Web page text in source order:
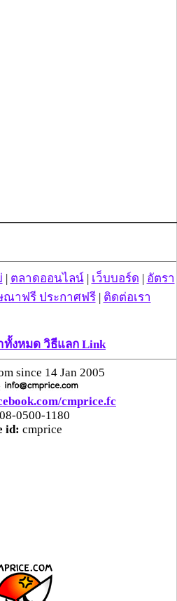
| ตลาดออนไลน์| เว็บบอร์ด | อัตรา
ณาฟรี ประกาศฟรี| ติดต่อเรา
ทั้งหมด วิธีแลก Link
since 14 Jan 2005
cmprice.fc
0500-1180
id: cmprice